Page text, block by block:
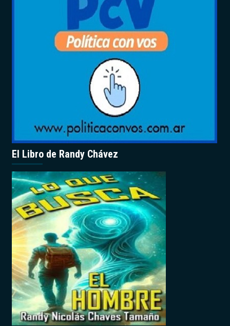
El Libro de Randy Chávez